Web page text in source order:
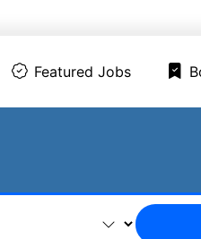
Featured Jobs